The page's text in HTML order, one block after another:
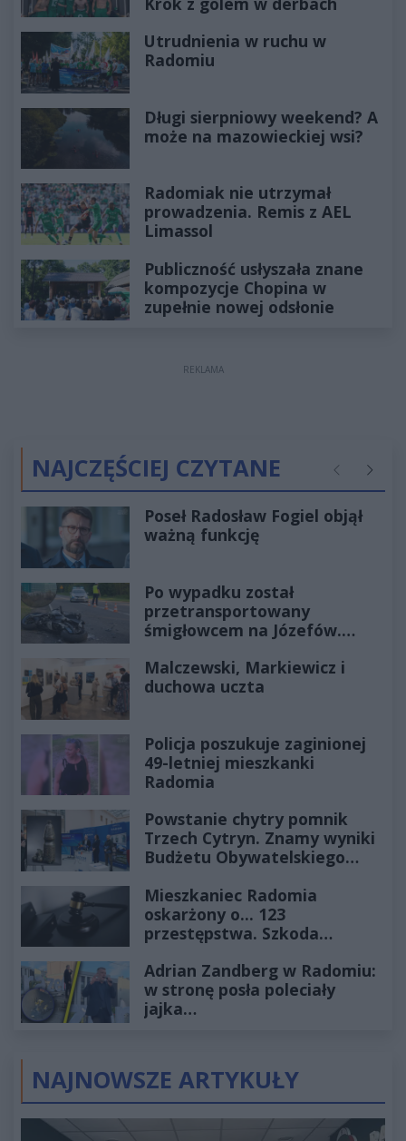
Utrudnienia w ruchu w
Radomiu
Długi sierpniowy weekend? A
może na mazowieckiej wsi?
Radomiak nie utrzymał
prowadzenia. Remis z AEL
Limassol
Publiczność usłyszała znane
kompozycje Chopina w
zupełnie nowej odsłonie
REKLAMA
NAJCZĘŚCIEJ CZYTANE Poprzednie
Poseł Radosław Fogiel objął
ważną funkcję
Po wypadku został
przetransportowany
śmigłowcem na Józefów.
Malczewski, Markiewicz i
duchowa uczta
Policja poszukuje zaginionej
49-letniej mieszkanki
Radomia
Powstanie chytry pomnik
Trzech Cytryn. Znamy wyniki
Budżetu Obywatelskiego
Mieszkaniec Radomia
oskarżony o... 123
przestępstwa. Szkoda
złotych
Adrian Zandberg w Radomiu:
w stronę posła poleciały
jajka…
NAJNOWSZE ARTYKUŁY